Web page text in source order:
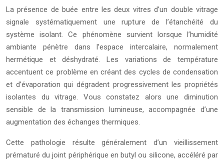
La présence de buée entre les deux vitres d’un double vitrage
signale systématiquement une rupture de l’étanchéité du
système isolant. Ce phénomène survient lorsque l’humidité
ambiante pénètre dans l’espace intercalaire, normalement
hermétique et déshydraté. Les variations de température
accentuent ce problème en créant des cycles de condensation
et d’évaporation qui dégradent progressivement les propriétés
isolantes du vitrage. Vous constatez alors une diminution
sensible de la transmission lumineuse, accompagnée d’une
augmentation des échanges thermiques.
Cette pathologie résulte généralement d’un vieillissement
prématuré du joint périphérique en butyl ou silicone, accéléré par